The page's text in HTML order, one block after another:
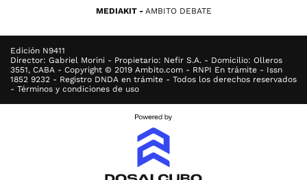
MEDIAKIT AMBITO DEBATE
Edición N9411
Director: Gabriel Morini - Propietario: Nefir S.A. - Domicilio: Olleros
3551, CABA - Copyright © 2019 Ambito.com - RNPI En trámite - Issn
1852 9232 - Registro DNDA en trámite - Todos los derechos reservados
- Términos y condiciones de uso